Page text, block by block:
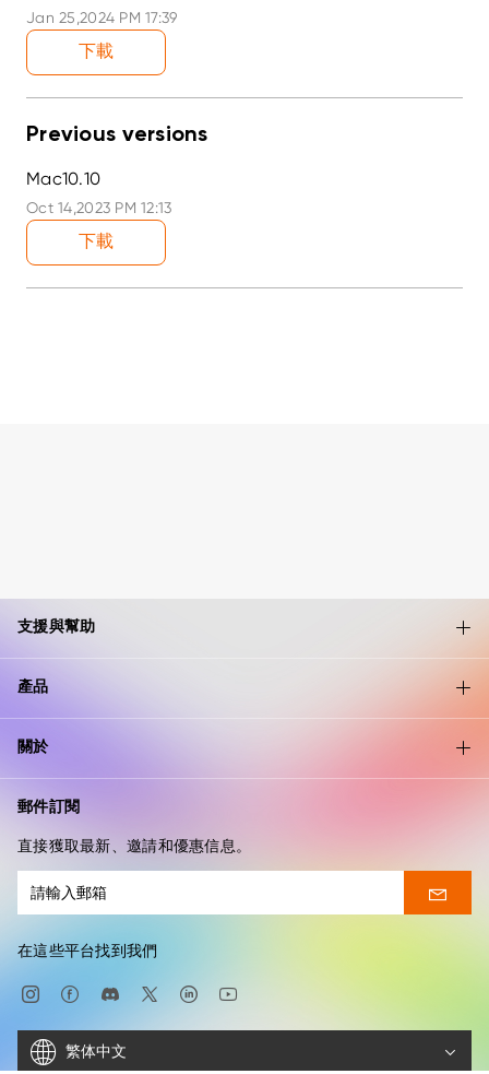
Jan 25,2024 PM 17:39
下載
Previous versions
Mac10.10
Oct 14,2023 PM 12:13
下載
支援與幫助
產品
關於
郵件訂閱
直接獲取最新、邀請和優惠信息。
在這些平台找到我們
繁体中文